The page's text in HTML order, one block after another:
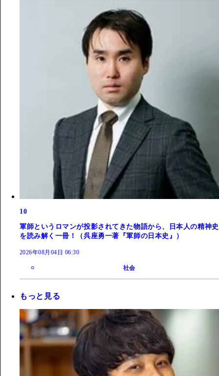
10
軍師というロマンが投影されてきた物語から、日本人の精神史
を読み解く一冊！（呉座勇一著『軍師の日本史』）
2026年08月04日 06:30
社会
もっと見る